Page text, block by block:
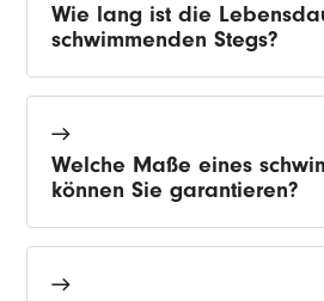
Wie lang ist die
schwimmenden Stegs?
Welche Maße eines
können Sie garantieren?